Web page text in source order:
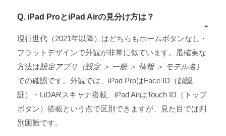
Q. iPad ProとiPad Airの見分け方は？
現行世代（2021年以降）はどちらもホームボタンなし・
フラットデザインで外観が非常に似ています。最確実な
方法は設定アプリ（設定 ＞ 一般 ＞ 情報 ＞ モデル名）
での確認です。外観では、iPad ProはFace ID（顔認
証）・LiDARスキャナ搭載、iPad AirはTouch ID（トップ
ボタン）搭載という点で区別できますが、見た目では判
別困難です。